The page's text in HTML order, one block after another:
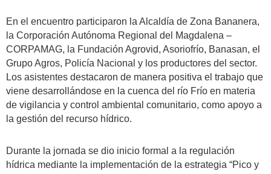
En el encuentro participaron la Alcaldía de Zona Bananera,
la Corporación Autónoma Regional del Magdalena –
CORPAMAG, la Fundación Agrovid, Asoriofrío, Banasan, el
Grupo Agros, Policía Nacional y los productores del sector.
Los asistentes destacaron de manera positiva el trabajo que
viene desarrollándose en la cuenca del río Frío en materia
de vigilancia y control ambiental comunitario, como apoyo a
la gestión del recurso hídrico.
Durante la jornada se dio inicio formal a la regulación
hídrica mediante la implementación de la estrategia “Pico y